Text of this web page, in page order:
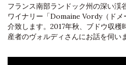
フランス南部ランドック州の深い渓
ワイナリー「Domaine Vordy（ドメ
介致します。2017年秋、ブドウ収穫
産者のヴォルディさんにお話を伺い